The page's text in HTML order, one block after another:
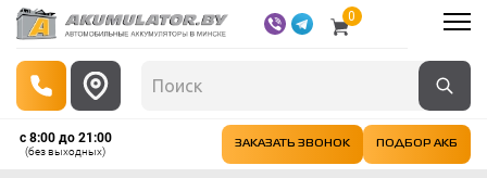
0
с 8:00 до 21:00
(без выходных)
ЗАКАЗАТЬ ЗВОНОК ПОДБОР АКБ